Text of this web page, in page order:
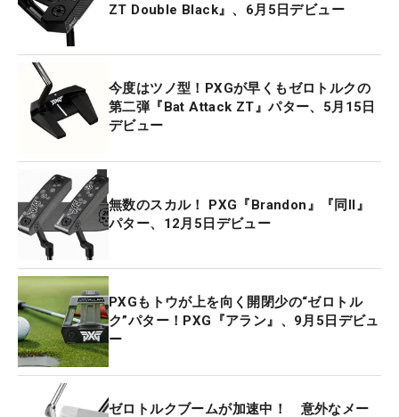
ZT Double Black』、6月5日デビュー
今度はツノ型！PXGが早くもゼロトルクの
第二弾『Bat Attack ZT』パター、5月15日
デビュー
無数のスカル！ PXG『Brandon』『同II』
パター、12月5日デビュー
PXGもトウが上を向く開閉少の“ゼロトル
ク”パター！PXG『アラン』、9月5日デビュ
ー
ゼロトルクブームが加速中！ 意外なメー